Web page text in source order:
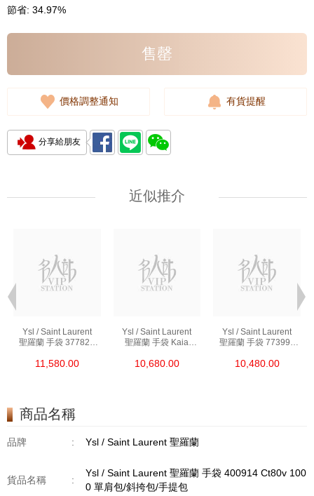
節省: 34.97%
售罄
價格調整通知 有貨提醒
分享給朋友
近似推介
Ysl / Saint Laurent
聖羅蘭 手袋 377828
斜挎包
11,580.00
Ysl / Saint Laurent
聖羅蘭 手袋 Kaia
單肩包/斜挎包
10,680.00
Ysl / Saint Laurent
聖羅蘭 手袋 773995
斜挎包/手提包
10,480.00
商品名稱
品牌 : Ysl / Saint Laurent 聖羅蘭
貨品名稱 :
Ysl / Saint Laurent 聖羅蘭 手袋 400914 Ct80v 100
0 單肩包/斜挎包/手提包